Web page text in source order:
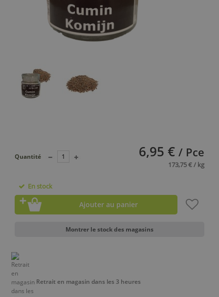
6,95 € / Pce
173,75 € / kg
Quantité
En stock
Ajouter au panier
Montrer le stock des magasins
Retrait en magasin dans les 3 heures